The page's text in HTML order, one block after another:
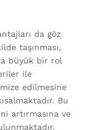
da göz
taşınması,
büyük bir rol
ile
edilmesine
Bu
artırmasına ve